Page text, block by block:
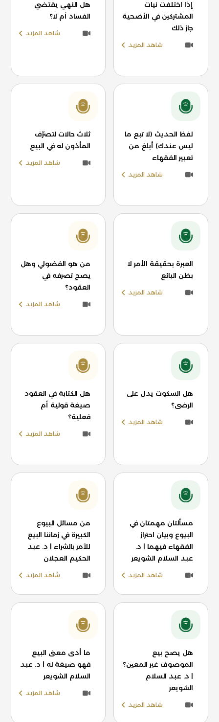
إذا اختلفت نيات
المشتركين في الأضحية
جاز ذلك
شاهد المزيد
هل النهي يقتضي
الفساد أم لا؟
شاهد المزيد
لفظ الحديث (لا تبع ما
ليس عندك) أبلغ من
تعبير الفقهاء
شاهد المزيد
ثلاث حالات لتصرّف
المأذون له في البيع
شاهد المزيد
العبرة بحقيقة الأمر لا
بظن البائع
شاهد المزيد
من هو الفضولي وهل
يصح تصرفه في
العقود؟
شاهد المزيد
هل السكوت يدل على
الرضى؟
شاهد المزيد
هل الكتابة في العقود
صيغة قولية أم
فعلية؟
شاهد المزيد
مسألتان مهمتان في
البيوع وبيان احتراز
الفقهاء فيهما | د.
عبد السلام الشويعر
شاهد المزيد
من مسائل البيوع
الكبيرة في زماننا البيع
للآمر بالشراء | د. عبد
الحكيم العجلان
شاهد المزيد
هل يصح بيع
الموصوف غير المعين؟
| د. عبد السلام
الشويعر
شاهد المزيد
ما أدى معنى البيع
فهو صيغة له | د. عبد
السلام الشويعر
شاهد المزيد